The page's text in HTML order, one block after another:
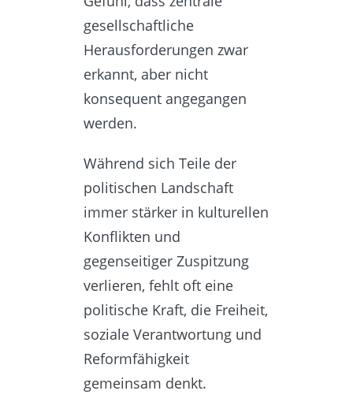
gesellschaftliche
Herausforderungen zwar
erkannt, aber nicht
konsequent angegangen
werden.
Während sich Teile der
politischen Landschaft
immer stärker in kulturellen
Konflikten und
gegenseitiger Zuspitzung
verlieren, fehlt oft eine
politische Kraft, die Freiheit,
soziale Verantwortung und
Reformfähigkeit
gemeinsam denkt.